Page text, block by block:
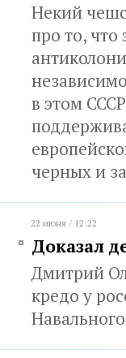
Некий
про то, что
в этом
черных и
22 июня / 12:22
Доказал
Дмитрий
кредо у
Навального